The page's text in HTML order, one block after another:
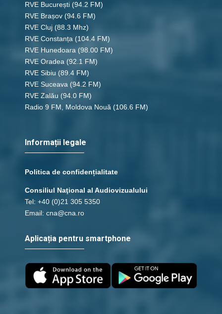
RVE București (94.2 FM)
RVE Brașov (94.6 FM)
RVE Cluj (88.3 Mhz)
RVE Constanța (104.4 FM)
RVE Hunedoara (98.00 FM)
RVE Oradea (92.1 FM)
RVE Sibiu (89.4 FM)
RVE Suceava (94.2 FM)
RVE Zalău (94.0 FM)
Radio 9 FM, Moldova Nouă (106.6 FM)
Informații legale
Politica de confidențialitate
Consiliul Naţional al Audiovizualului
Tel: +40 (0)21 305 5350
Email: cna@cna.ro
Aplicația pentru smartphone